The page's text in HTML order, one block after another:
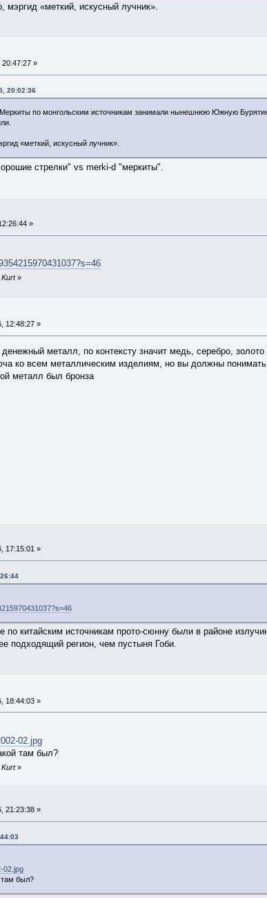
мэргид «меткий, искусный лучник».
»
20:02:36
по монгольским источникам занимали нынешнюю Южную
«меткий, искусный лучник».
стрелки" vs merki-d "меркиты".
»
Kurt»
12:48:27 »
металл, по контексту значит медь, серебро,
ко всем металлическим изделиям, но вы должны
металл был бронза
17:15:01 »
по китайским источникам прото-сюнну были в районе
подходящий регион, чем пустыня Гоби.
18:44:03 »
02.jpg
там был?
Kurt»
21:23:38 »
02.jpg
там был?